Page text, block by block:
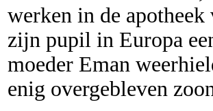
werken in de apotheek
zijn pupil in Europa
moeder Eman
enig overgebleven